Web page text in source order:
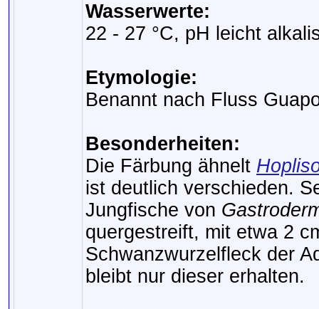
Wasserwerte:
22 - 27 °C, pH leicht
Etymologie:
Benannt nach Fluss
Besonderheiten:
Die Färbung ähnelt
ist deutlich verschieden.
Jungfische von
quergestreift, mit etwa 2
Schwanzwurzelfleck der
bleibt nur dieser erhalten.